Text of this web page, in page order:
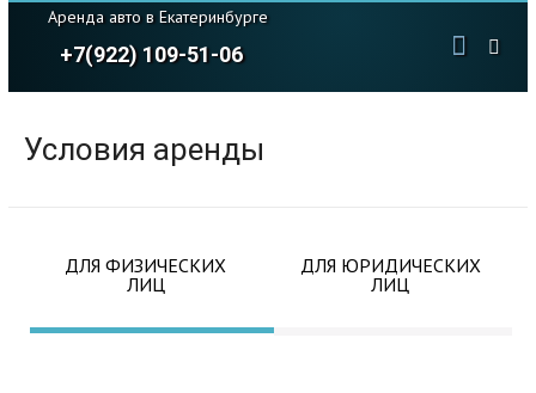
Аренда авто в Екатеринбурге
+7(922) 109-51-06
Условия аренды
ДЛЯ ФИЗИЧЕСКИХ
ЛИЦ
ДЛЯ ЮРИДИЧЕСКИХ
ЛИЦ